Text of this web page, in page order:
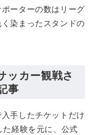
ーターの数はリーグ
染まったスタンドの
ッカー観戦さ
事
手したチケットだけ
た経験を元に、公式